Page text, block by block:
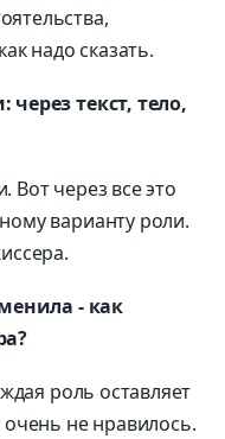
надо сказать.
текст, тело,
через все это
варианту роли.
- как
роль оставляет
не нравилось.